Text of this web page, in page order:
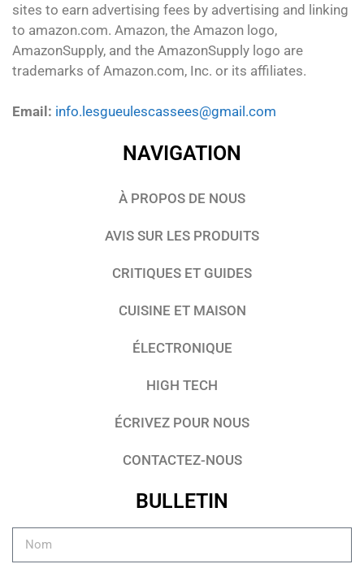
sites to earn advertising fees by advertising and linking
to amazon.com. Amazon, the Amazon logo,
AmazonSupply, and the AmazonSupply logo are
trademarks of Amazon.com, Inc. or its affiliates.
Email: info.lesgueulescassees@gmail.com
NAVIGATION
À PROPOS DE NOUS
AVIS SUR LES PRODUITS
CRITIQUES ET GUIDES
CUISINE ET MAISON
ÉLECTRONIQUE
HIGH TECH
ÉCRIVEZ POUR NOUS
CONTACTEZ-NOUS
BULLETIN